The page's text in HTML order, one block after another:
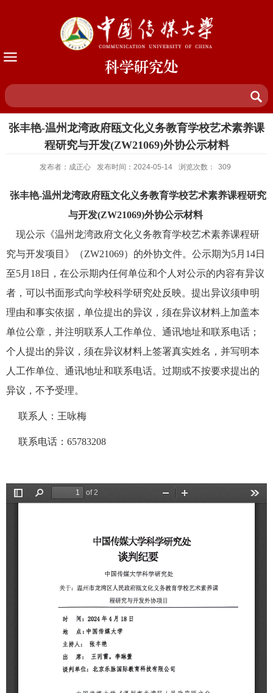
科学研究处
张丰艳-温州龙湾政府瓯文化义务教育学校艺术素养课
程研究与开发(ZW21069)外协公示材料
发布者：成正心 发布时间：2024-05-14 浏览次数： 309
张丰艳-温州龙湾政府瓯文化义务教育学校艺术素养课程研究
与开发(ZW21069)外协公示材料
现公示《温州龙湾政府文化义务教育学校艺术素养课程研
究与开发项目》（ZW21069）的外协文件。公示期为5月14日
至5月18日，在公示期内任何单位和个人对公示的内容有异议
者，可以书面形式向学校科学研究处反映。提出异议须申明
理由和事实依据，单位提出的异议，须在异议材料上加盖本
单位公章，并注明联系人工作单位、通讯地址和联系电话；
个人提出的异议，须在异议材料上签署真实姓名，并写明本
人工作单位、通讯地址和联系电话。过期或不按要求提出的
异议，不予受理。
联系人：王咏梅
联系电话：65783208